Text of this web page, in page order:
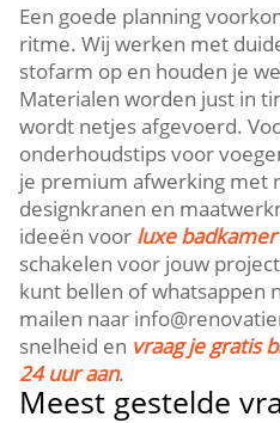
Een goede planning
ritme.​ Wij werken met
stofarm op en houden je
Materialen worden just in
wordt netjes afgevoerd.​
onderhoudstips voor
je premium afwerking met
designkranen en
ideeën voor luxe
schakelen voor jouw
kunt bellen of whatsappen
mailen naar
snelheid en vraag je gratis
24 uur aan.​
Meest gestelde